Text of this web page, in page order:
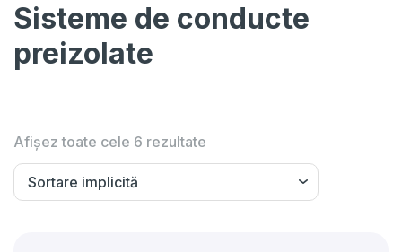
Sisteme de conducte
preizolate
Afișez toate cele 6 rezultate